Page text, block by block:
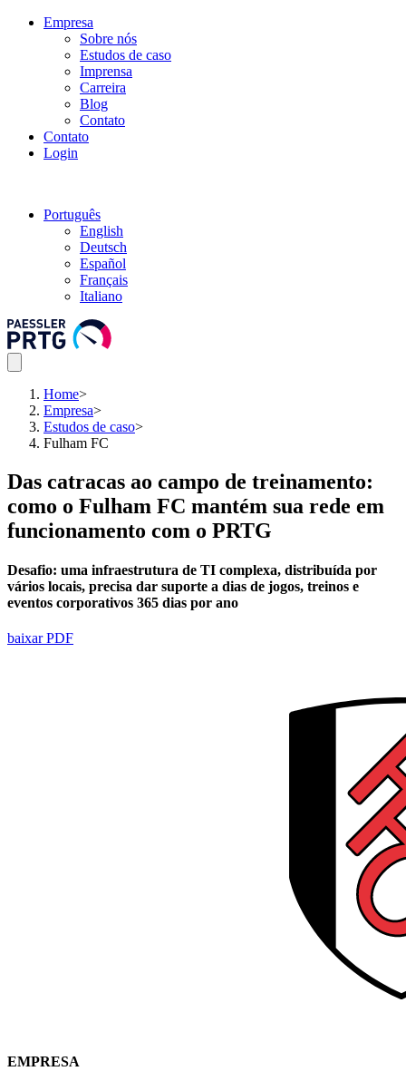
Empresa
Sobre nós
Estudos de caso
Imprensa
Carreira
Blog
Contato
Contato
Login
Português
English
Deutsch
Español
Français
Italiano
Home>
Empresa>
Estudos de caso>
Fulham FC
Das catracas ao campo de treinamento:
como o Fulham FC mantém sua rede em
funcionamento com o PRTG
Desafio: uma infraestrutura de TI complexa, distribuída por
vários locais, precisa dar suporte a dias de jogos, treinos e
eventos corporativos 365 dias por ano
baixar PDF
EMPRESA